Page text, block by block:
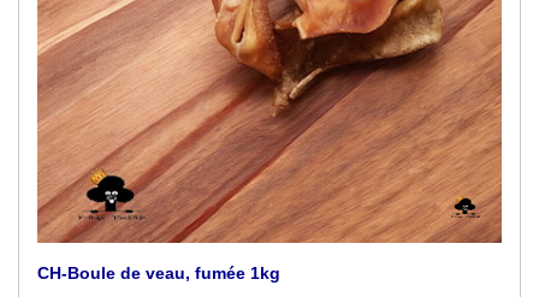
CH-Boule de veau, fumée 1kg